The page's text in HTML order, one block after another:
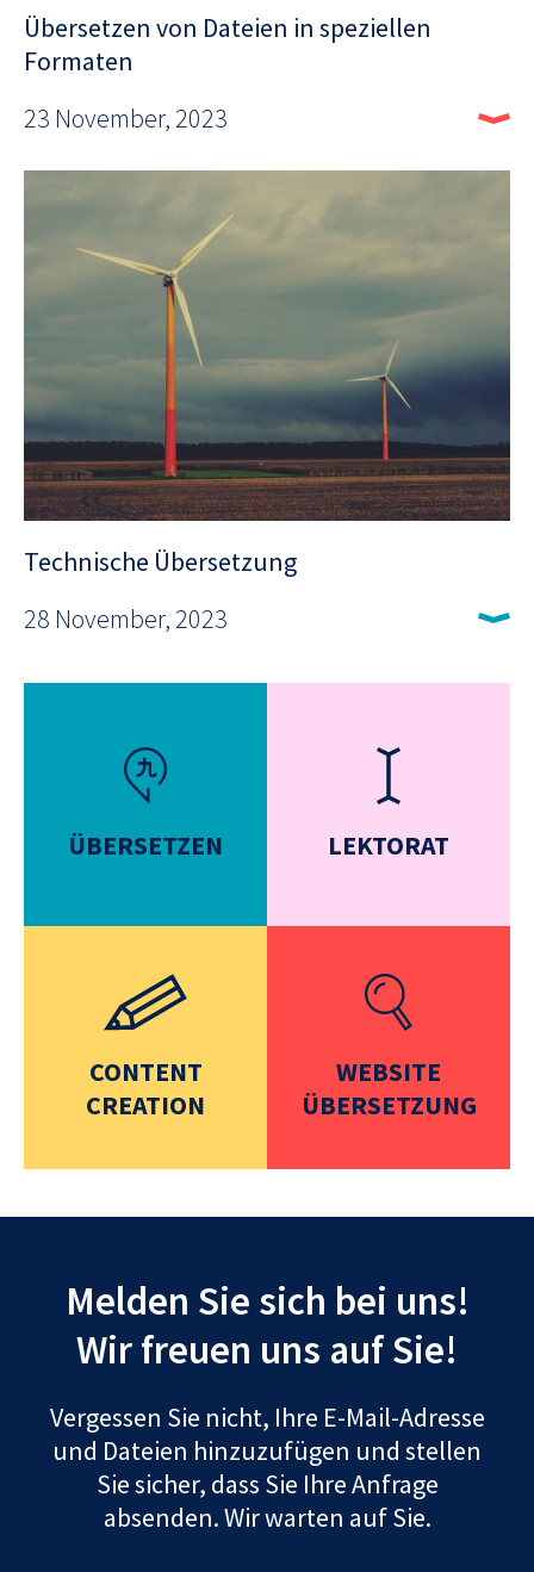
Übersetzen von Dateien in speziellen
Formaten
23 November, 2023
Technische Übersetzung
28 November, 2023
ÜBERSETZEN LEKTORAT
CONTENT
CREATION
WEBSITE
ÜBERSETZUNG
Melden Sie sich bei uns!
Wir freuen uns auf Sie!
Vergessen Sie nicht, Ihre E-Mail-Adresse
und Dateien hinzuzufügen und stellen
Sie sicher, dass Sie Ihre Anfrage
absenden. Wir warten auf Sie.